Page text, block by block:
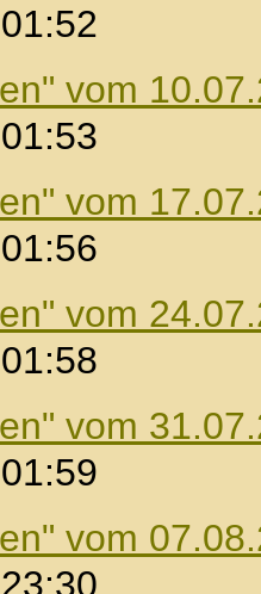
vom
vom
vom
vom
vom